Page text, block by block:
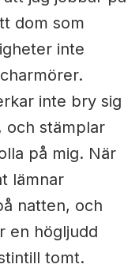
dom som
inte
inte bry sig
och stämplar
på mig. När
lämnar
natten, och
en högljudd
tomt.